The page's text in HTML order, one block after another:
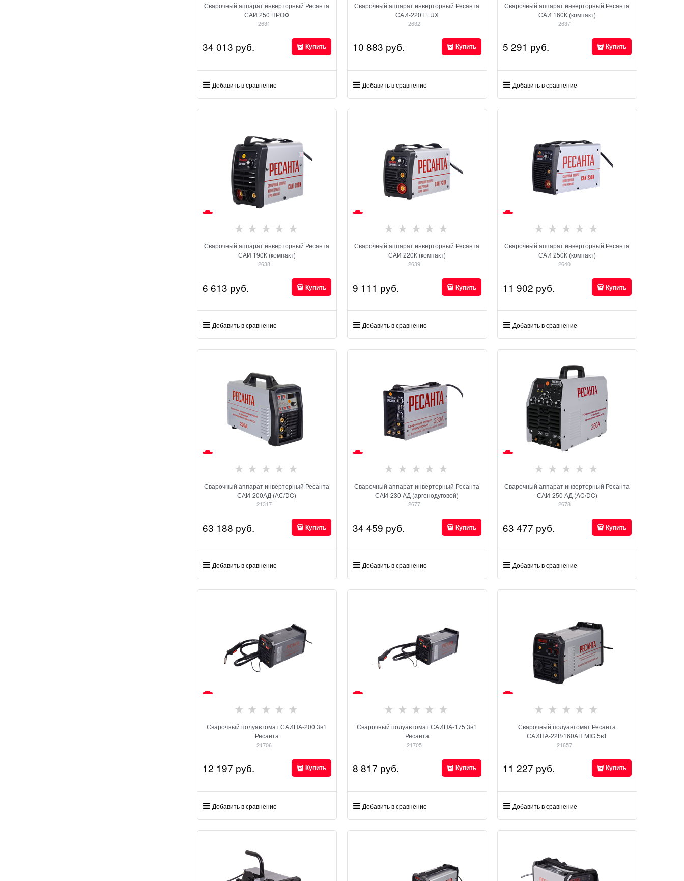
Сварочный аппарат инверторный Ресанта
САИ 250 ПРОФ
2631
34 013 руб. Купить
Добавить в сравнение
Сварочный аппарат инверторный Ресанта
САИ-220Т LUX
2632
10 883 руб. Купить
Добавить в сравнение
Сварочный аппарат инверторный Ресанта
САИ 160К (компакт)
2637
5 291 руб. Купить
Добавить в сравнение
Сварочный аппарат инверторный Ресанта
САИ 190К (компакт)
2638
6 613 руб. Купить
Добавить в сравнение
Сварочный аппарат инверторный Ресанта
САИ 220К (компакт)
2639
9 111 руб. Купить
Добавить в сравнение
Сварочный аппарат инверторный Ресанта
САИ 250К (компакт)
2640
11 902 руб. Купить
Добавить в сравнение
Сварочный аппарат инверторный Ресанта
САИ-200АД (АС/DC)
21317
63 188 руб. Купить
Добавить в сравнение
Сварочный аппарат инверторный Ресанта
САИ-230 АД (аргонодуговой)
2677
34 459 руб. Купить
Добавить в сравнение
Сварочный аппарат инверторный Ресанта
САИ-250 АД (AC/DC)
2678
63 477 руб. Купить
Добавить в сравнение
Сварочный полуавтомат САИПА-200 3в1
Ресанта
21706
12 197 руб. Купить
Добавить в сравнение
Сварочный полуавтомат САИПА-175 3в1
Ресанта
21705
8 817 руб. Купить
Добавить в сравнение
Сварочный полуавтомат Ресанта
САИПА-22В/160АП MIG 5в1
21657
11 227 руб. Купить
Добавить в сравнение